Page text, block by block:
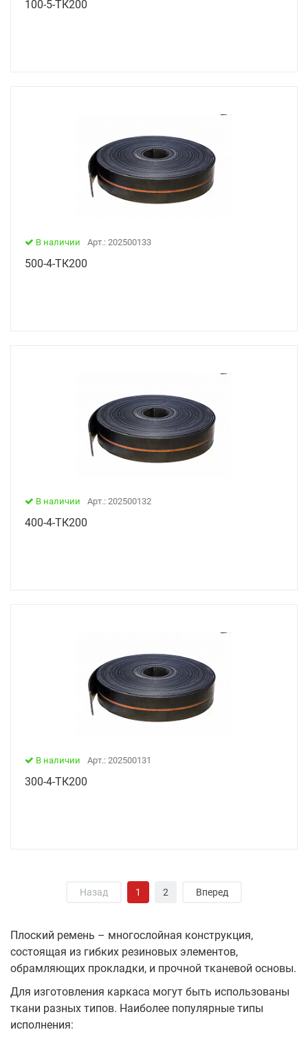
100-5-ТК200
В наличии Арт.: 202500133
500-4-ТК200
В наличии Арт.: 202500132
400-4-ТК200
В наличии Арт.: 202500131
300-4-ТК200
Назад 1 2 Вперед
Плоский ремень – многослойная конструкция,
состоящая из гибких резиновых элементов,
обрамляющих прокладки, и прочной тканевой основы.
Для изготовления каркаса могут быть использованы
ткани разных типов. Наиболее популярные типы
исполнения: